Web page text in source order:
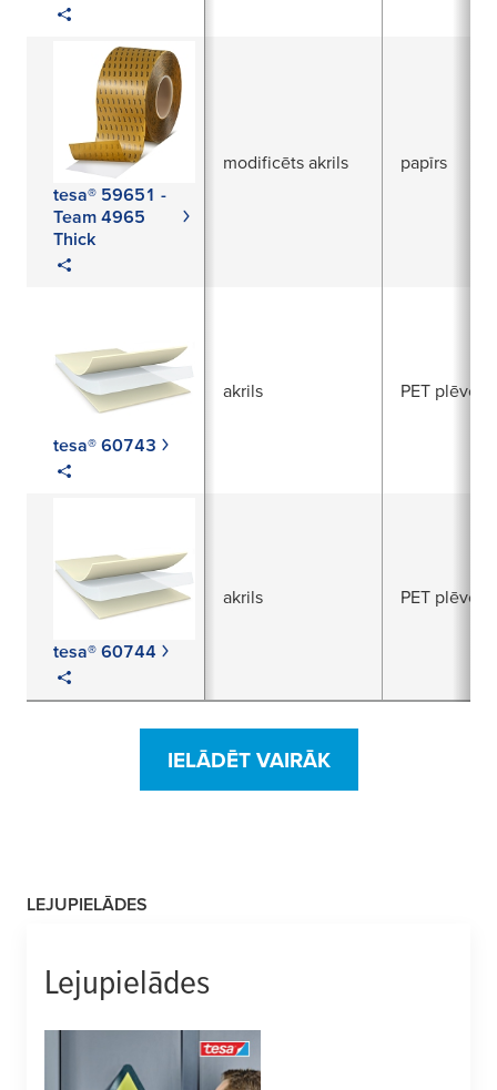
tesa® 59651 -
Team 4965
Thick
modificēts akrils papīrs
tesa® 60743
akrils PET plēve
tesa® 60744
akrils PET plēve
IELĀDĒT VAIRĀK
LEJUPIELĀDES
Lejupielādes